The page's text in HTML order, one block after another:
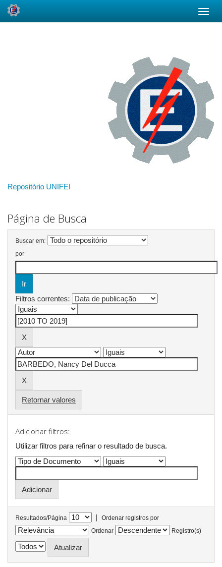
Repositório UNIFEI
Página de Busca
Buscar em:
por
Filtros correntes:
Retornar valores
Adicionar filtros:
Utilizar filtros para refinar o resultado de busca.
Resultados/Página |
Ordenar registros por
Ordenar
Registro(s)